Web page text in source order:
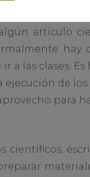
de
artículo
hay
a las clases.
de
para